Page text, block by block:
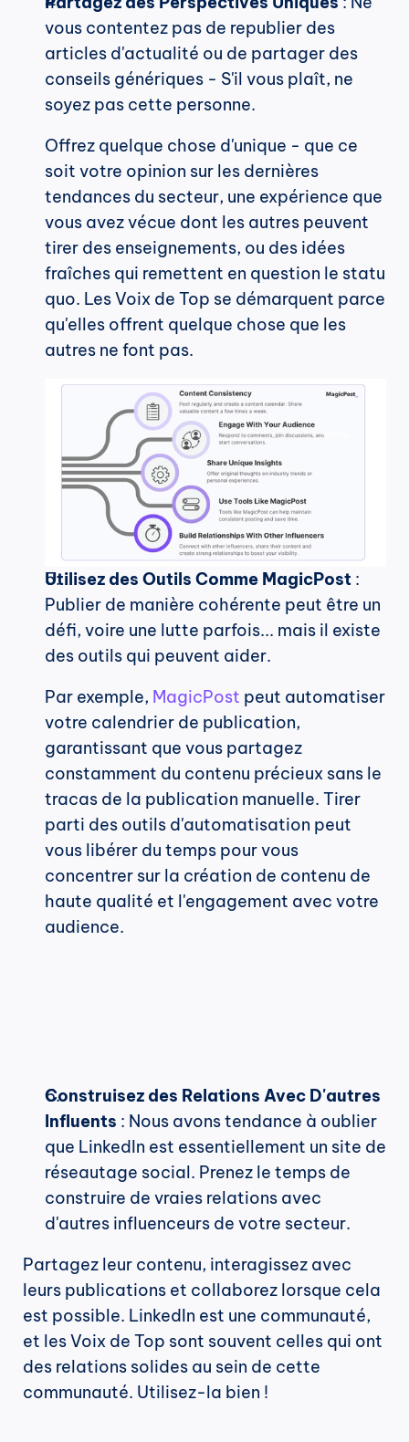
vous contentez pas de republier des
articles d'actualité ou de partager des
conseils génériques - S'il vous plaît, ne
soyez pas cette personne.
Offrez quelque chose d'unique - que ce
soit votre opinion sur les dernières
tendances du secteur, une expérience que
vous avez vécue dont les autres peuvent
tirer des enseignements, ou des idées
fraîches qui remettent en question le statu
quo. Les Voix de Top se démarquent parce
qu'elles offrent quelque chose que les
autres ne font pas.
Utilisez des Outils Comme MagicPost :
Publier de manière cohérente peut être un
défi, voire une lutte parfois... mais il existe
des outils qui peuvent aider.
Par exemple, MagicPost peut automatiser
votre calendrier de publication,
garantissant que vous partagez
constamment du contenu précieux sans le
tracas de la publication manuelle. Tirer
parti des outils d'automatisation peut
vous libérer du temps pour vous
concentrer sur la création de contenu de
haute qualité et l'engagement avec votre
audience.
Construisez des Relations Avec D'autres
Influents : Nous avons tendance à oublier
que LinkedIn est essentiellement un site de
réseautage social. Prenez le temps de
construire de vraies relations avec
d'autres influenceurs de votre secteur.
Partagez leur contenu, interagissez avec
leurs publications et collaborez lorsque cela
est possible. LinkedIn est une communauté,
et les Voix de Top sont souvent celles qui ont
des relations solides au sein de cette
communauté. Utilisez-la bien !